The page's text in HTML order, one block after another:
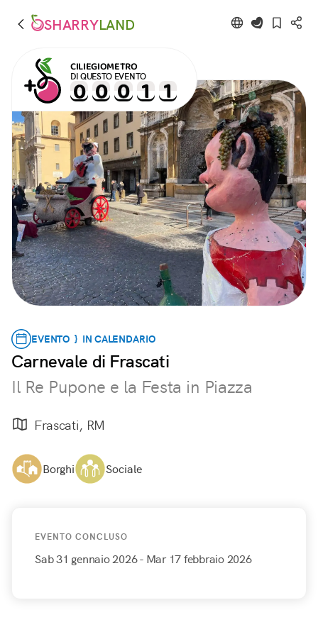
SHARRYLAND
CILIEGIOMETRO
DI QUESTO EVENTO
EVENTO } IN CALENDARIO
Carnevale di Frascati
Il Re Pupone e la Festa in Piazza
Frascati, RM
Borghi Sociale
EVENTO CONCLUSO
Sab 31 gennaio 2026- Mar 17 febbraio 2026